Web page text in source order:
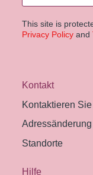
This site is
Privacy Policyand
Kontakt
Kontaktieren
Adressänderung
Standorte
Hilfe